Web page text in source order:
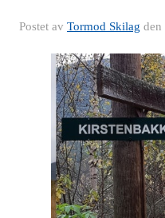
Postet av Tormod Skilag den